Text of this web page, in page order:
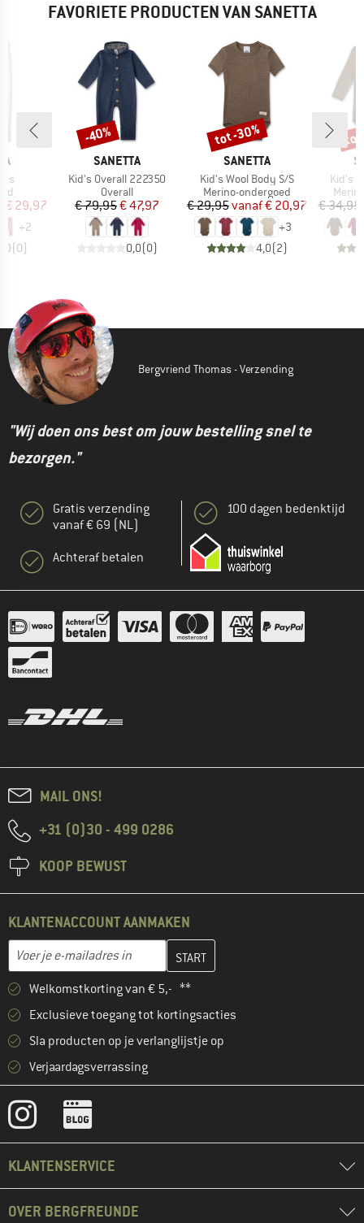
FAVORIETE PRODUCTEN VAN SANETTA
prijs
€ 29,97
+2
(0)
MERK
SANETTA
Artikel
Kid's Overall 222350
Productgroep
Overall
Prijs
€ 79,95Verlaagde prijs
€ 47,97
0,0(0)
Korting
-40%
MERK
SANETTA
Artikel
Kid's Wool Body S/S
Productgroep
Merino-ondergoed
Prijs
€ 29,95 Verlaagde prijs
vanaf€ 20,97
+3
4,0(2)
Korting
tot -30%
Artikel
Kid's
€ 34,95
Bergvriend Thomas - Verzending
"Wij doen ons best om jouw bestelling snel te
bezorgen."
Gratis verzending
vanaf € 69 (NL)
Achteraf betalen
100 dagen bedenktijd
MAIL ONS!
+31 (0)30 - 499 0286
KOOP BEWUST
KLANTENACCOUNT AANMAKEN
E-mailadres
Vul je e-mailadres hier in en maak in de volgende stap je
Welkomstkorting van € 5,- **
Exclusieve toegang tot kortingsacties
Sla producten op je verlanglijstje op
Verjaardagsverrassing
KLANTENSERVICE
OVER BERGFREUNDE